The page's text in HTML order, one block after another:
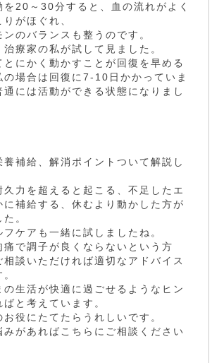
を20～30分すると、血の流れがよく
がほぐれ、
のバランスも整うのです。
療家の私が試して見ました。
にかく動かすことが回復を早める
の場合は回復に7-10日かかっていま
通には活動ができる状態になりまし
補給、解消ポイントついて解説し
力を超えると起こる、不足したエ
に補給する、休むより動かした方が
。
ケアも一緒に試しましたね。
痛で調子が良くならないという方
談いただければ適切なアドバイス
の生活が快適に過ごせるようなヒン
と考えています。
役にたてたらうれしいです。
みがあればこちらにご相談ください